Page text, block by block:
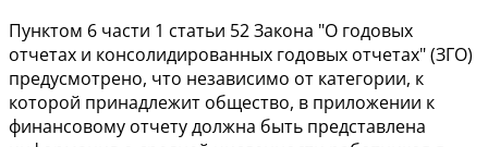
Пунктом 6 части 1 статьи 52Закона "О годовых
отчетах и консолидированных годовых отчетах" (ЗГО)
предусмотрено, что независимо от категории, к
которой принадлежит общество, в приложении к
финансовому отчету должна быть представлена